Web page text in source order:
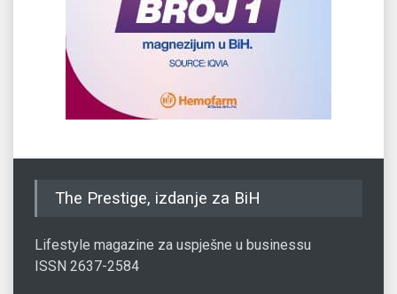
The Prestige, izdanje za BiH
Lifestyle magazine za uspješne u businessu
ISSN 2637-2584